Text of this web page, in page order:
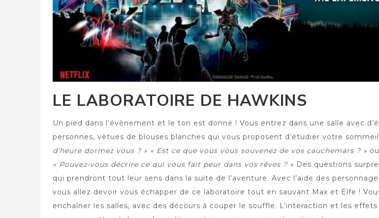
LE LABORATOIRE DE HAWKINS
Un pied dans l’évènement et le ton est donné ! Vous entrez dans une salle avec
personnes, vêtues de blouses blanches qui vous proposent d’étudier votre
d’heure dormez vous ? » « Est ce que vous vous souvenez de vos cauchemars ? »
« Pouvez-vous décrire ce qui vous fait peur dans vos rêves ? » Des questions
qui prendront tout leur sens dans la suite de l’aventure. Avec l’aide des
vous allez devoir vous échapper de ce laboratoire tout en sauvant Max et Elfe !
enchaîner les salles, avec des décours à couper le souffle. L’interaction et les effets